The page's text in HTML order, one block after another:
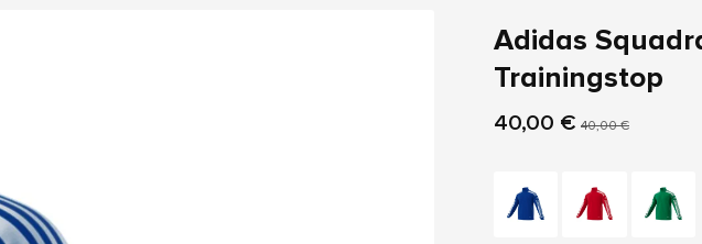
Adidas
Trainingstop
40,00 € 40,00 €